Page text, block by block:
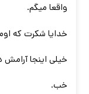
واقعا میگم.
خدایا شکرت که
خیلی اینجا آرامش
خب.